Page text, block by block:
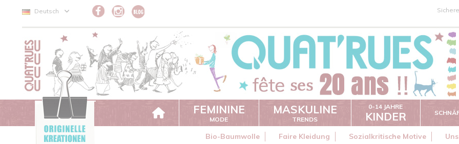
Deutsch
FEMININE
MODE
MASKULINE
TRENDS
0-14 JAHRE
KINDER
Bio-Baumwolle Faire Kleidung Sozialkritische Motive